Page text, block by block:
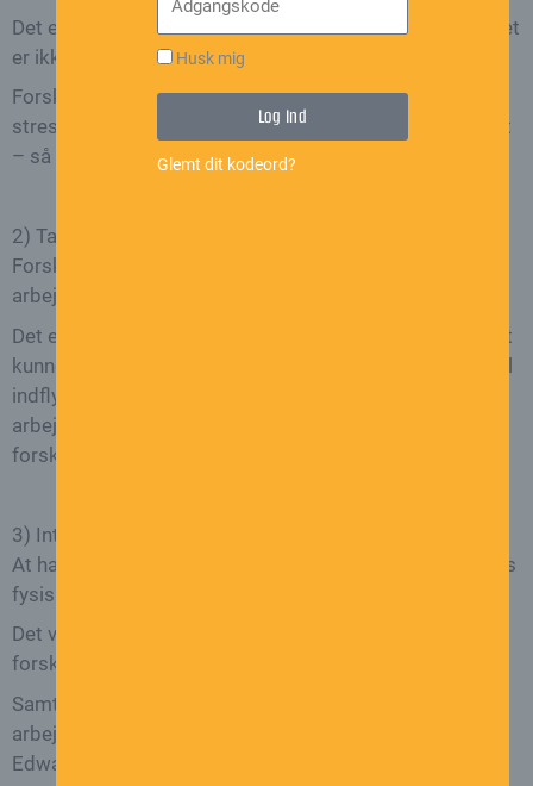
Det er nemlig ligeså vigtigt at være beskæftiget, som det
er ikke at være overbelastet.
Forskning viser, at kedsomhed på arbejdet fører til
stress og træthed. Men for meget arbejde er også skidt
– så pas på.
2) Tag kontrollen over din arbejdsdag
Forskning har længe vist, at en følelse af kontrol på
arbejdet er meget vigtigt for de ansattes trivsel.
Det er ikke altid nemt at opnå i alle jobs, men evnen til at
kunne skifte arbejdsopgave i løbet af dagen eller simpel
indflydelse på, hvornår pausen skal holdes, eller hvor
arbejdet skal laves, kan gøre en stor forskel, viser
forskning.
3) Interesse og støtte fra din leder
At have en leder, der er aktivt interesseret i sine ansattes
fysiske og mentale helbred, kan gøre en stor forskel.
Det vigtige er, at lederen er modtagelig over for de
forskellige behov fra medarbejderne.
Samtidig er det vigtigt, at lederen er opmærksom på
arbejdets effekt på de ansatte, skriver Michaela
Edwards på theconversation.com.
Husk mig
Log Ind
Glemt dit kodeord?